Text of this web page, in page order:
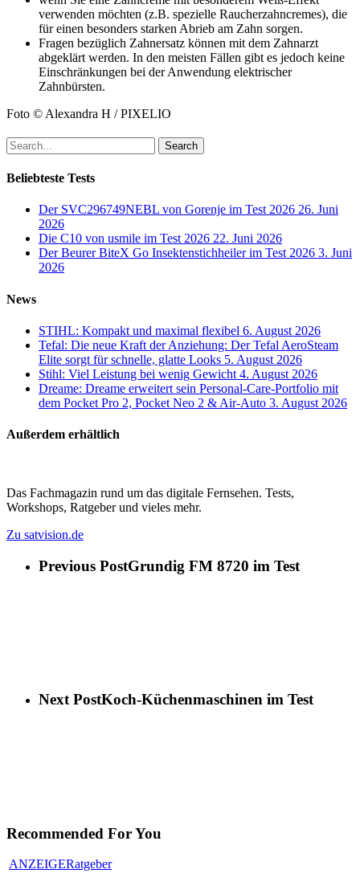
verwenden möchten (z.B. spezielle Raucherzahncremes), die
für einen besonders starken Abrieb am Zahn sorgen.
Fragen bezüglich Zahnersatz können mit dem Zahnarzt
abgeklärt werden. In den meisten Fällen gibt es jedoch keine
Einschränkungen bei der Anwendung elektrischer
Zahnbürsten.
Foto © Alexandra H / PIXELIO
Search
Beliebteste Tests
Der SVC296749NEBL von Gorenje im Test 2026 26. Juni
2026
Die C10 von usmile im Test 2026 22. Juni 2026
Der Beurer BiteX Go Insektenstichheiler im Test 2026 3. Juni
2026
News
STIHL: Kompakt und maximal flexibel 6. August 2026
Tefal: Die neue Kraft der Anziehung: Der Tefal AeroSteam
Elite sorgt für schnelle, glatte Looks 5. August 2026
Stihl: Viel Leistung bei wenig Gewicht 4. August 2026
Dreame: Dreame erweitert sein Personal-Care-Portfolio mit
dem Pocket Pro 2, Pocket Neo 2 & Air-Auto 3. August 2026
Außerdem erhältlich
Das Fachmagazin rund um das digitale Fernsehen. Tests,
Workshops, Ratgeber und vieles mehr.
Zu satvision.de
Previous PostGrundig FM 8720 im Test
Next PostKoch-Küchenmaschinen im Test
Recommended For You
ANZEIGERatgeber